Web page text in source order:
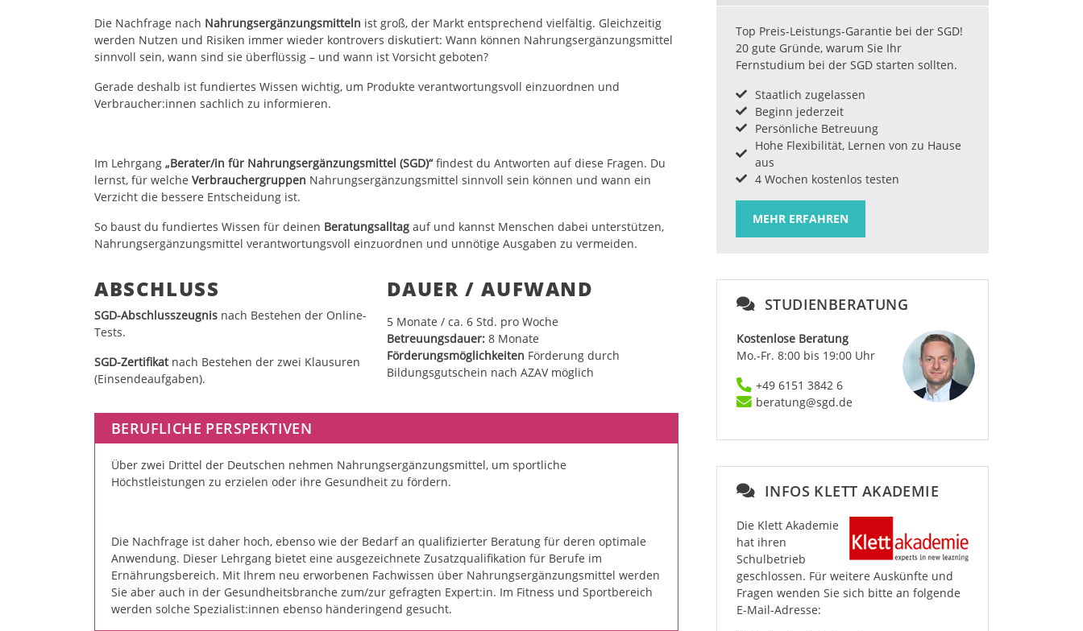
Die Nachfrage nach Nahrungsergänzungsmitteln ist groß, der Markt entsprechend vielfältig. Gleichzeitig
werden Nutzen und Risiken immer wieder kontrovers diskutiert: Wann können Nahrungsergänzungsmittel
sinnvoll sein, wann sind sie überflüssig – und wann ist Vorsicht geboten?
Gerade deshalb ist fundiertes Wissen wichtig, um Produkte verantwortungsvoll einzuordnen und
Verbraucher:innen sachlich zu informieren.
Im Lehrgang „Berater/in für Nahrungsergänzungsmittel (SGD)“findest du Antworten auf diese Fragen. Du
lernst, für welche Verbrauchergruppen Nahrungsergänzungsmittel sinnvoll sein können und wann ein
Verzicht die bessere Entscheidung ist.
So baust du fundiertes Wissen für deinen Beratungsalltag auf und kannst Menschen dabei unterstützen,
Nahrungsergänzungsmittel verantwortungsvoll einzuordnen und unnötige Ausgaben zu vermeiden.
ABSCHLUSS
SGD-Abschlusszeugnis nach Bestehen der Online-
Tests.
SGD-Zertifikatnach Bestehen der zwei Klausuren
(Einsendeaufgaben).
DAUER / AUFWAND
5Monate / ca. 6 Std. pro Woche
Betreuungsdauer:8 Monate
Förderungsmöglichkeiten Förderung durch
Bildungsgutschein nach AZAV möglich
BERUFLICHE PERSPEKTIVEN
Über zwei Drittel der Deutschen nehmen Nahrungsergänzungsmittel, um sportliche
Höchstleistungen zu erzielen oder ihre Gesundheit zu fördern.
Die Nachfrage ist daher hoch, ebenso wie der Bedarf an qualifizierter Beratung für deren optimale
Anwendung. Dieser Lehrgang bietet eine ausgezeichnete Zusatzqualifikation für Berufe im
Ernährungsbereich. Mit Ihrem neu erworbenen Fachwissen über Nahrungsergänzungsmittel werden
Sie aber auch in der Gesundheitsbranche zum/zur gefragten Expert:in. Im Fitness und Sportbereich
werden solche Spezialist:innen ebenso händeringend gesucht.
Top Preis-Leistungs-Garantie bei der SGD!
20 gute Gründe, warum Sie Ihr
Fernstudium bei der SGD starten sollten.
Staatlich zugelassen
Beginn jederzeit
Persönliche Betreuung
Hohe Flexibilität, Lernen von zu Hause
aus
4 Wochen kostenlos testen
MEHR ERFAHREN
STUDIENBERATUNG
Kostenlose Beratung
Mo.-Fr. 8:00 bis 19:00 Uhr
+49 6151 3842 6
beratung@sgd.de
INFOS KLETT AKADEMIE
Die Klett Akademie
hat ihren
Schulbetrieb
geschlossen. Für weitere Auskünfte und
Fragen wenden Sie sich bitte an folgende
E-Mail-Adresse: